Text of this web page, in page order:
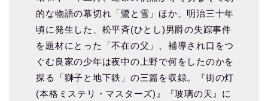
的な物語の幕切れ「鷺と雪」ほか、明治三十年
頃に発生した、松平斉(ひとし)男爵の失踪事件
を題材にとった「不在の父」、補導され口をつ
ぐむ良家の少年は夜中の上野で何をしたのかを
探る「獅子と地下鉄」の三篇を収録。『街の灯
(本格ミステリ・マスターズ)』『玻璃の天』に